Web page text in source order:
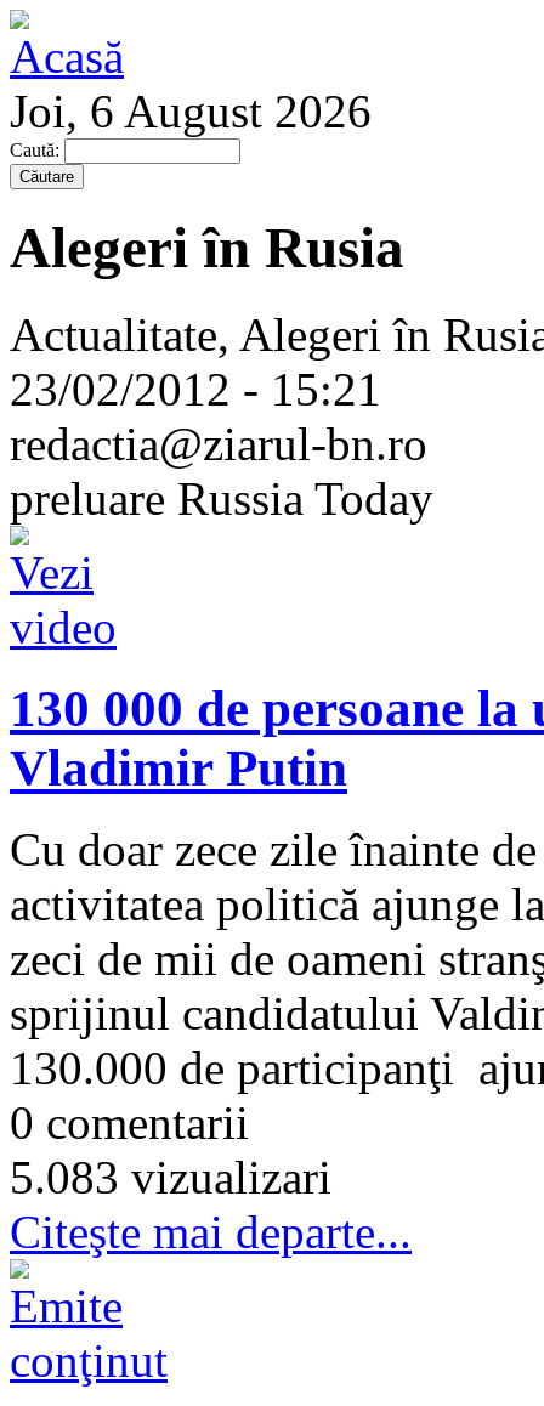
Joi, 6 August 2026
Caută:
Alegeri în Rusia
Actualitate, Alegeri în
23/02/2012 - 15:21
redactia@ziarul-bn.ro
preluare Russia Today
130 000 de persoane
Vladimir Putin
Cu doar zece zile înainte
activitatea politică ajunge
zeci de mii de oameni
sprijinul candidatului
130.000 de participanţi
0 comentarii
5.083 vizualizari
Citeşte mai departe...